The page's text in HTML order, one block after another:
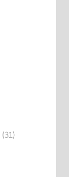
(31)